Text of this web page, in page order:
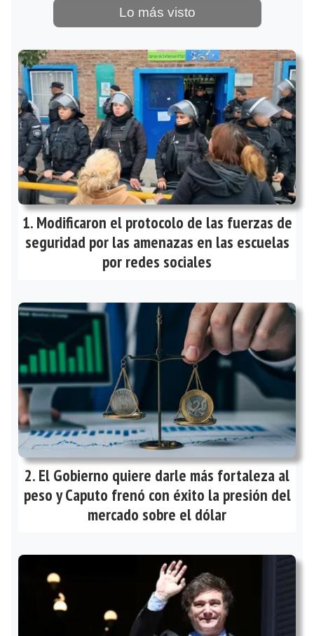
Lo más visto
Modificaron el protocolo de las fuerzas de
seguridad por las amenazas en las escuelas
por redes sociales
El Gobierno quiere darle más fortaleza al
peso y Caputo frenó con éxito la presión del
mercado sobre el dólar